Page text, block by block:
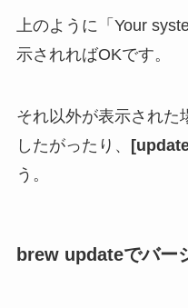
上のように「 Your
示されればOKです。
それ以外が表示された
したがったり、
う。
brew updateでバー